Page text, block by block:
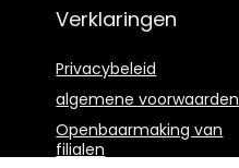
Verklaringen
Privacybeleid
algemene voorwaarden
Openbaarmaking van
filialen